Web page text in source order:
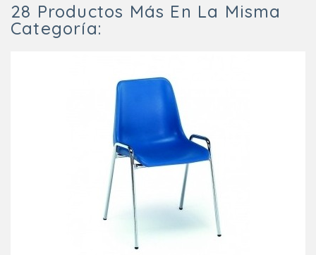
28 Productos Más En La Misma
Categoría: